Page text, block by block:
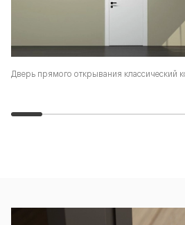
Дверь прямого открывания классический